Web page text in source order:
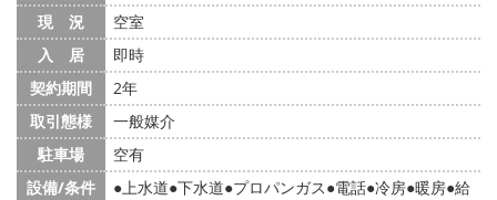
現 況
空室
入 居
即時
契約期間
2年
取引態様
一般媒介
駐車場
空有
設備/条件
上水道 下水道 プロパンガス 電話 冷房 暖房 給